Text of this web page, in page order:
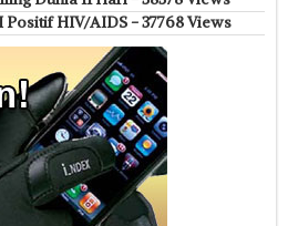
Positif HIV/AIDS - 37768 Views